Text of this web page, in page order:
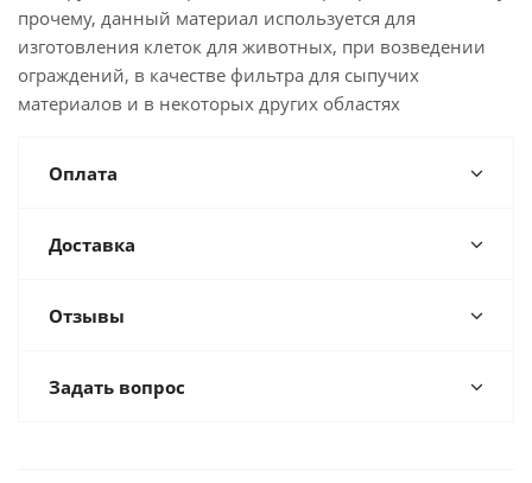
прочему, данный материал используется для
изготовления клеток для животных, при возведении
ограждений, в качестве фильтра для сыпучих
материалов и в некоторых других областях
Оплата
Доставка
Отзывы
Задать вопрос